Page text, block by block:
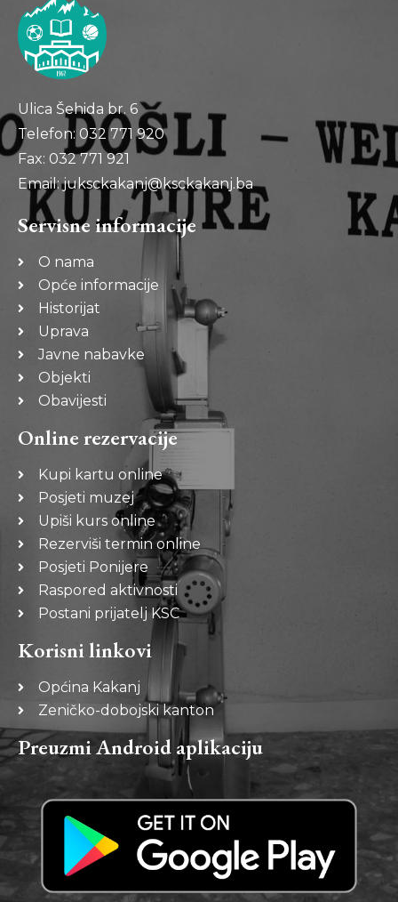
Ulica Šehida br. 6
Telefon: 032 771 920
Fax: 032 771 921
Email: juksckakanj@ksckakanj.ba
Servisne informacije
O nama
Opće informacije
Historijat
Uprava
Javne nabavke
Objekti
Obavijesti
Online rezervacije
Kupi kartu online
Posjeti muzej
Upiši kurs online
Rezerviši termin online
Posjeti Ponijere
Raspored aktivnosti
Postani prijatelj KSC
Korisni linkovi
Općina Kakanj
Zeničko-dobojski kanton
Preuzmi Android aplikaciju